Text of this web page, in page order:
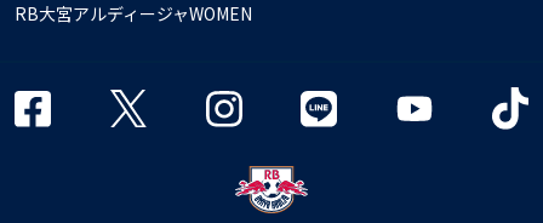
RB大宮アルディージャWOMEN